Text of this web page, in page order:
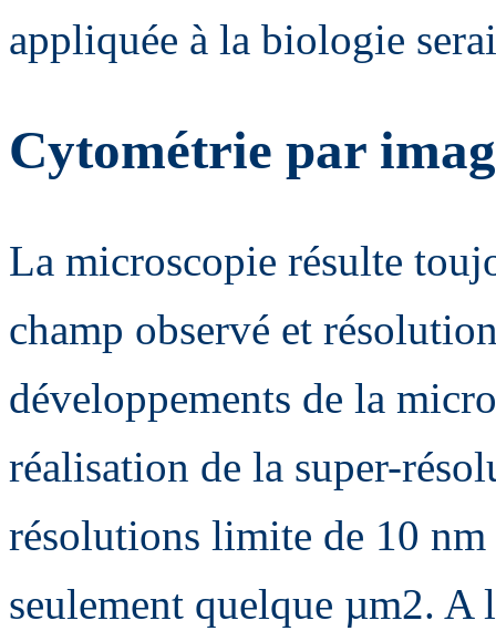
appliquée à la biologie
Cytométrie par
La microscopie résulte
champ observé et
développements de la
réalisation de la super-
résolutions limite de 10 nm
seulement quelque µm2. A